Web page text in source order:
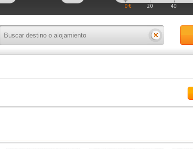
0 € 20 40